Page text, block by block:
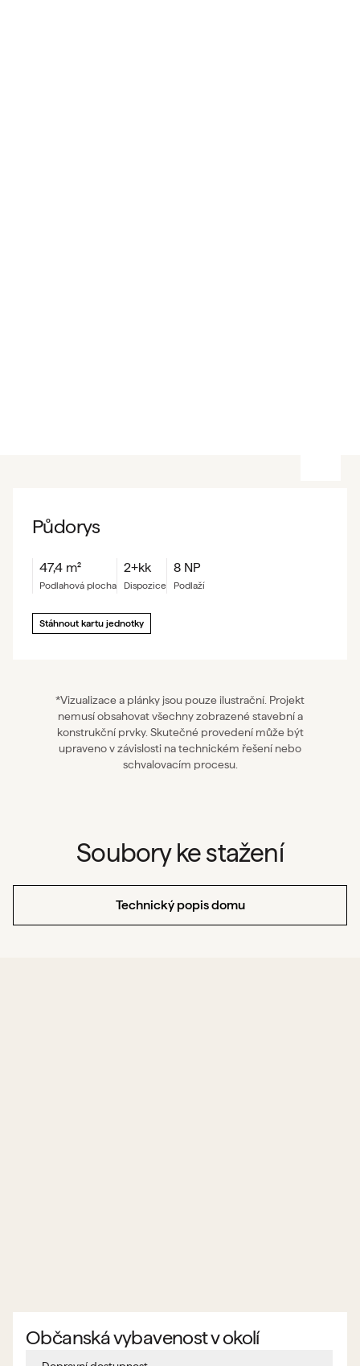
Půdorys
47,4 m²
podlahová plocha
2+kk
dispozice
8 NP
podlaží
Stáhnout kartu jednotky
*Vizualizace a plánky jsou pouze ilustrační. Projekt
nemusí obsahovat všechny zobrazené stavební a
konstrukční prvky. Skutečné provedení může být
upraveno v závislosti na technickém řešení nebo
schvalovacím procesu.
Soubory ke stažení
Technický popis domu
Občanská vybavenost v okolí